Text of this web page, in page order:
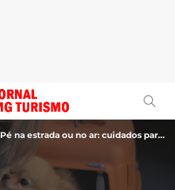
Pé na estrada ou no ar: cuidados para viajar com pets com segurança no feriado